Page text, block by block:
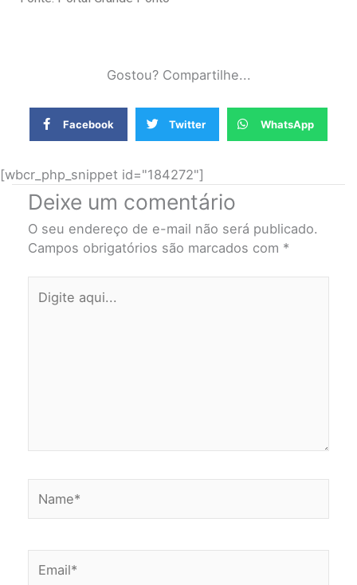
Gostou? Compartilhe...
Facebook Twitter WhatsApp
[wbcr_php_snippet id="184272"]
Deixe um comentário
O seu endereço de e-mail não será publicado.
Campos obrigatórios são marcados com *
aqui...